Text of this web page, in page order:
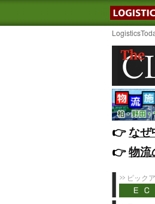
👉️なぜ
👉️物流
ピック